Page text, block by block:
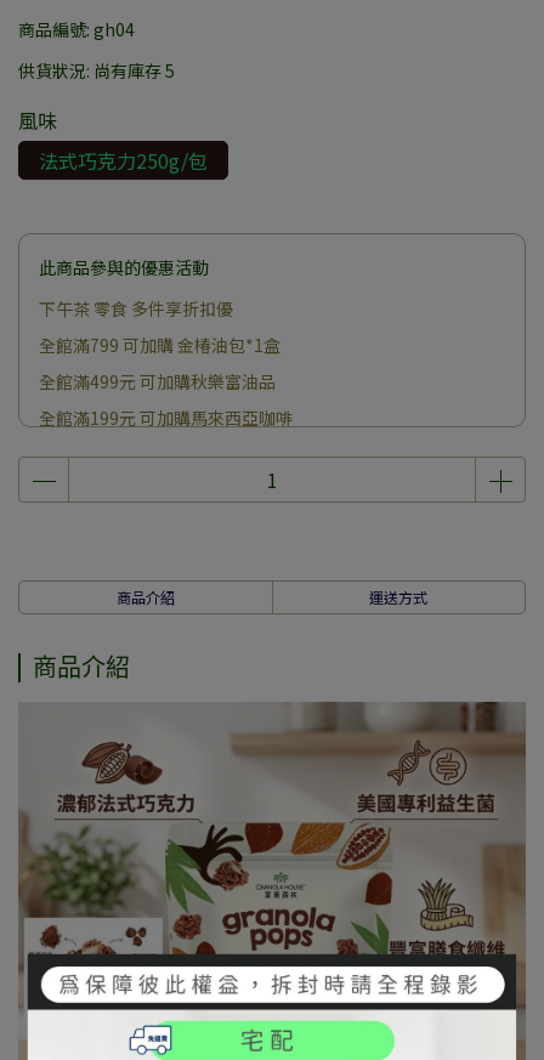
商品編號: gh04
供貨狀況: 尚有庫存 5
風味
法式巧克力250g/包
此商品參與的優惠活動
下午茶 零食 多件享折扣優
全館滿799 可加購 金椿油包*1盒
全館滿499元 可加購秋樂富油品
全館滿199元 可加購馬來西亞咖啡
商品介紹 運送方式
商品介紹